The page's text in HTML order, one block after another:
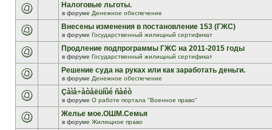
Налоговые льготы.
в форуме Денежное обеспечение
Внесены изменения в постановление 153 (ГЖС)
в форуме Государственный жилищный сертификат
Продление подпрограммы ГЖС на 2011-2015 годы
в форуме Государственный жилищный сертификат
Решение суда на руках или как заработать деньги.
в форуме Денежное обеспечение
Çàìå÷àòåëüíûé ñàéò
в форуме О работе портала "Военное право"
Желье мое.ОШМ.Семья
в форуме Жилищное право